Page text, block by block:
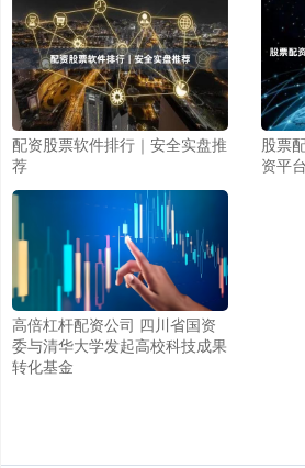
配资股票软件排行｜安全实盘推
荐
股票
资平
高倍杠杆配资公司 四川省国资
委与清华大学发起高校科技成果
转化基金